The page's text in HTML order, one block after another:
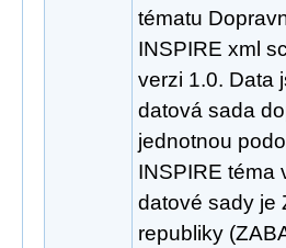
tématu
INSPIRE xml
verzi 1.0. Data
datová sada
jednotnou
INSPIRE téma
datové sady je
republiky